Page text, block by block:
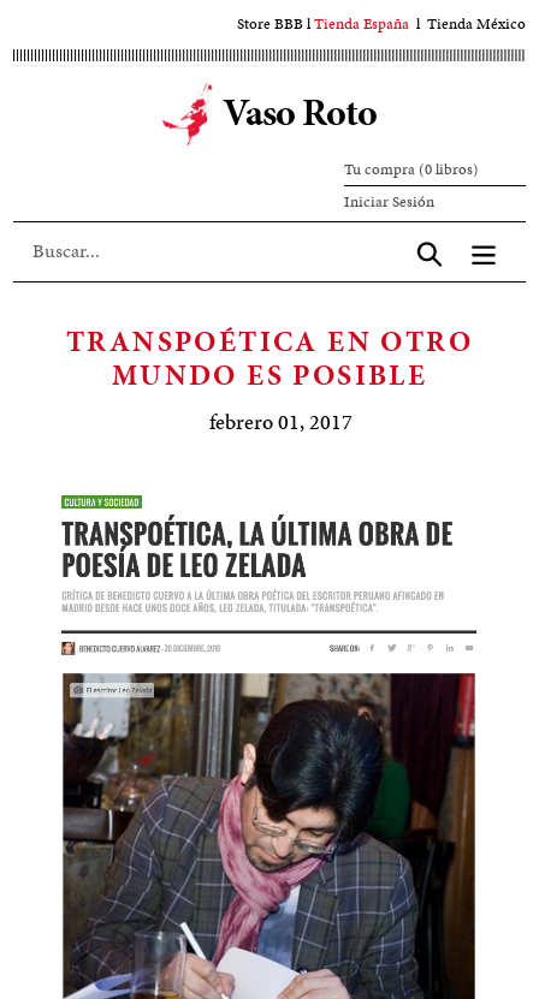
al
Store BBBlTienda España l Tienda México
Vaso Roto
Tu compra (0 libros)
Iniciar SesiónIniciar
sesión
Aceptar
TRANSPOÉTICA EN OTRO
MUNDO ES POSIBLE
febrero 01, 2017